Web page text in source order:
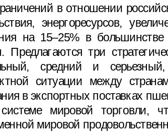
в отношении
энергоресурсов,
на 15‒25% в
Предлагаются три
средний   и
ситуации между
в экспортных поставках
мировой торговли,
мировой